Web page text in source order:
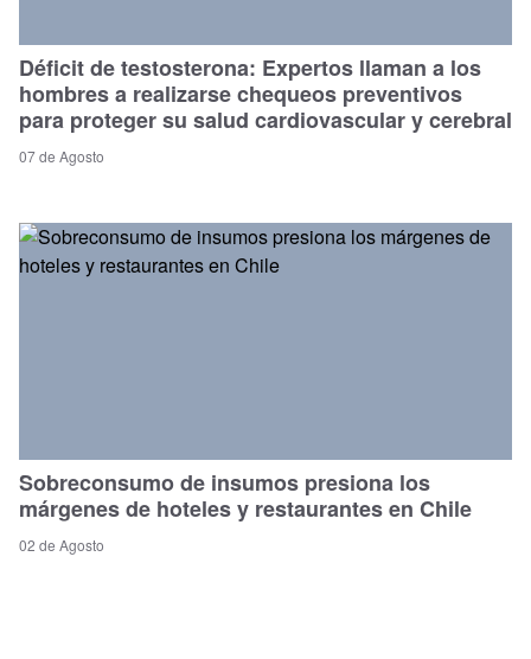
Déficit de testosterona: Expertos llaman a los
hombres a realizarse chequeos preventivos
para proteger su salud cardiovascular y cerebral
07 de Agosto
Sobreconsumo de insumos presiona los
márgenes de hoteles y restaurantes en Chile
02 de Agosto